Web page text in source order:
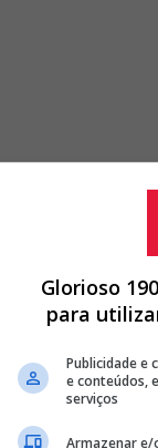
Glorioso
para
Publicidade e
e conteúdos,
serviços
Armazenar e/